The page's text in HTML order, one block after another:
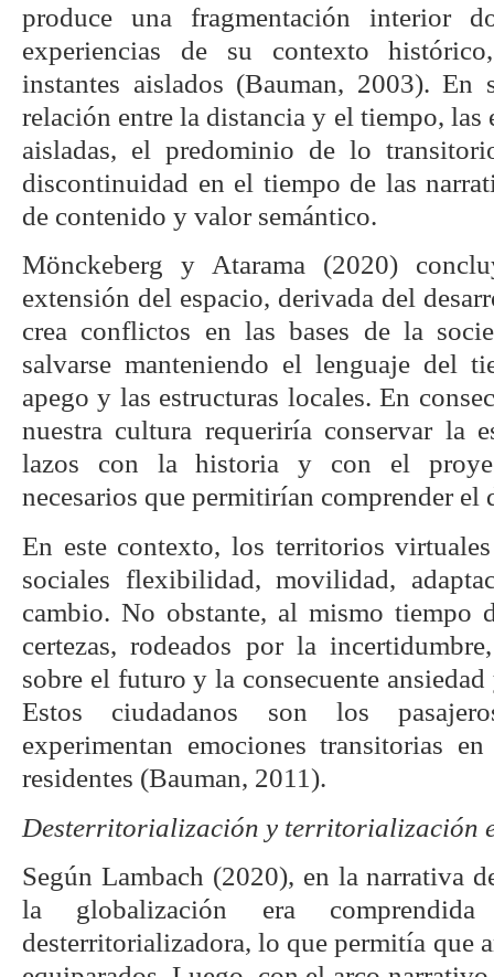
produce una fragmentación interior
experiencias de su contexto
instantes aislados (Bauman, 2003). En
relación entre la distancia y el tiempo, las
aisladas, el predominio de lo
discontinuidad en el tiempo de las
de contenido y valor semántico.
Mönckeberg y Atarama (2020)
extensión del espacio, derivada del
crea conflictos en las bases de la
salvarse manteniendo el lenguaje del
apego y las estructuras locales. En
nuestra cultura requeriría conservar la
lazos con la historia y con el
necesarios que permitirían comprender el
En este contexto, los territorios
sociales flexibilidad, movilidad,
cambio. No obstante, al mismo tiempo
certezas, rodeados por la
sobre el futuro y la consecuente
Estos ciudadanos son los
experimentan emociones transitorias
residentes (Bauman, 2011).
Desterritorialización y territorialización
Según Lambach (2020), en la narrativa
la globalización era
desterritorializadora, lo que permitía que